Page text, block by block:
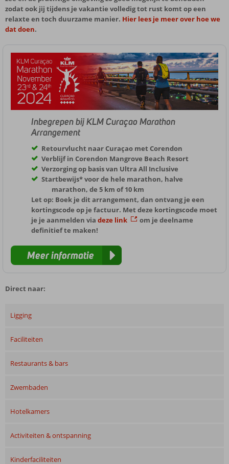
zodat ook jij tijdens je vakantie volledig tot rust komt op een
relaxte en toch duurzame manier. Hier lees je meer over hoe we
dat doen.
Inbegrepen bij KLM Curaçao Marathon
Arrangement
Retourvlucht naar Curaçao met Corendon
Verblijf in Corendon Mangrove Beach Resort
Verzorging op basis van Ultra All Inclusive
Startbewijs* voor de hele marathon, halve
marathon, de 5 km of 10 km
Let op: Boek je dit arrangement, dan ontvang je een
kortingscode op je factuur. Met deze kortingscode moet
je je aanmelden via deze link
om je deelname
definitief te maken!
Meer informatie
Direct naar:
Ligging
Faciliteiten
Restaurants & bars
Zwembaden
Hotelkamers
Activiteiten & ontspanning
Kinderfaciliteiten